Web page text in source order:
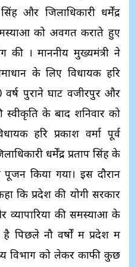
और जिलाधिकारी धर्मेंद्र
को अवगत कराते हुए
। माननीय मुख्यमंत्री ने
के लिए विधायक हरि
वर्ष पुराने घाट वजीरपुर और
के बाद शनिवार को
हरि प्रकाश वर्मा पूर्व
धर्मेंद्र प्रताप सिंह के
पूजन किया गया। इस दौरान
कि प्रदेश की योगी सरकार
व्यापारियों की समस्याओं के
पिछले नौ वर्षों में प्रदेश में
विभाग को लेकर काफी कुछ